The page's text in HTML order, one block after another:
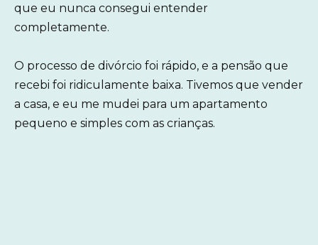
que eu nunca consegui entender
completamente.
O processo de divórcio foi rápido, e a pensão que
recebi foi ridiculamente baixa. Tivemos que vender
a casa, e eu me mudei para um apartamento
pequeno e simples com as crianças.